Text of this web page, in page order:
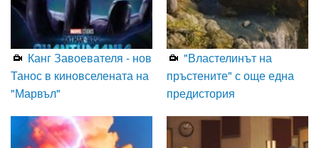
Канг Завоевателя - нов
Танос в киновселената на
"Марвъл"
"Властелинът на
пръстените" с още една
предистория